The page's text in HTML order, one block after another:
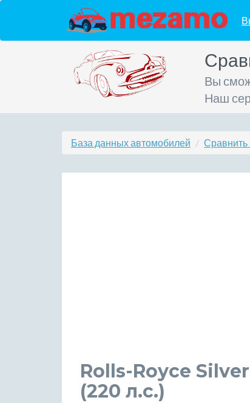
Вы
Наш
База данных автомобилей
Rolls-Royce
(220 л.с.)